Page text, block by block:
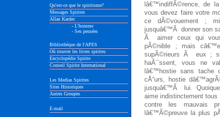
Qu'est-ce que le spiritisme?
Messages Spirites
Allan Kardec
- L'homme
- Ses pensées
Bibliothèque de l'APES
Où trouver les livres spirites
Encyclopédie Spirite
Conseil Spirite International
Les Medias Spirites
Sites Historiques
Autres Groupes
E-mail
lâ€™indiffÃ©rence, de
vous devez faire votre
ce dÃ©vouement ;
jusquâ€™Ã donner son
Ã aimer ceux qui
pÃ©nible ; mais
supÃ©rieurs Ã eux ;
haÃ¯ssent, vous ne
lâ€™hostie sans
cÅ“urs, hostie
jusquâ€™Ã lui.
aime indistinctement tous
contre les mauvais
lâ€™Ã©preuve la plus